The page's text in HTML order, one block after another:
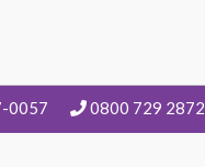
0057 0800 729 2872